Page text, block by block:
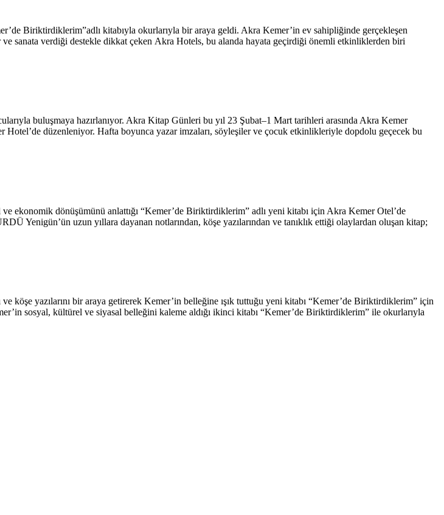
Biriktirdiklerim”adlı kitabıyla okurlarıyla bir araya geldi. Akra Kemer’in ev sahipliğinde gerçekleşen
sanata verdiği destekle dikkat çeken Akra Hotels, bu alanda hayata geçirdiği önemli etkinliklerden biri
buluşmaya hazırlanıyor. Akra Kitap Günleri bu yıl 23 Şubat–1 Mart tarihleri arasında Akra Kemer
düzenleniyor. Hafta boyunca yazar imzaları, söyleşiler ve çocuk etkinlikleriyle dopdolu geçecek bu
ekonomik dönüşümünü anlattığı “Kemer’de Biriktirdiklerim” adlı yeni kitabı için Akra Kemer Otel’de
uzun yıllara dayanan notlarından, köşe yazılarından ve tanıklık ettiği olaylardan oluşan kitap;
köşe yazılarını bir araya getirerek Kemer’in belleğine ışık tuttuğu yeni kitabı “Kemer’de Biriktirdiklerim” için
sosyal, kültürel ve siyasal belleğini kaleme aldığı ikinci kitabı “Kemer’de Biriktirdiklerim” ile okurlarıyla